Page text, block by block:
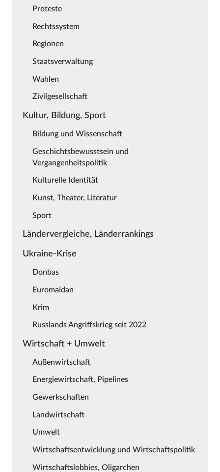
Proteste
Rechtssystem
Regionen
Staatsverwaltung
Wahlen
Zivilgesellschaft
Kultur, Bildung, Sport
Bildung und Wissenschaft
Geschichtsbewusstsein und
Vergangenheitspolitik
Kulturelle Identität
Kunst, Theater, Literatur
Sport
Ländervergleiche, Länderrankings
Ukraine-Krise
Donbas
Euromaidan
Krim
Russlands Angriffskrieg seit 2022
Wirtschaft + Umwelt
Außenwirtschaft
Energiewirtschaft, Pipelines
Gewerkschaften
Landwirtschaft
Umwelt
Wirtschaftsentwicklung und Wirtschaftspolitik
Wirtschaftslobbies, Oligarchen